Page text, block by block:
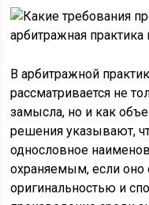
В арбитражной
рассматривается не
замысла, но и как
решения указывают,
однословное
охраняемым, если оно
оригинальностью и